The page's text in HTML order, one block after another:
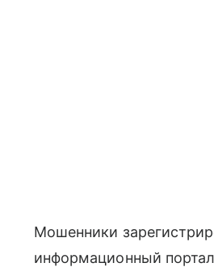
Мошенники
информационный